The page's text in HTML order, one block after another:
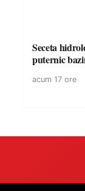
Seceta
puternic
acum 17 ore